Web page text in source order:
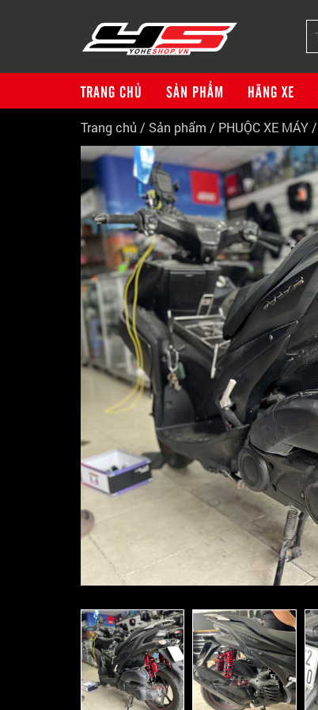
TRANG CHỦ SẢN PHẨM HÃNG XE
Trang chủ / Sản phẩm / PHUỘC XE MÁY/